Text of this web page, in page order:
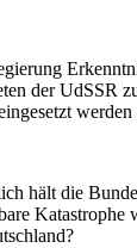
der UdSSR
hält die
Katastrophe